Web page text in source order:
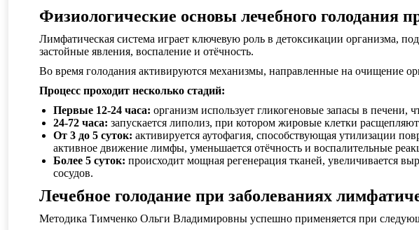
Физиологические основы лечебного голодания
Лимфатическая система играет ключевую роль в детоксикации организма,
застойные явления, воспаление и отёчность.
Во время голодания активируются механизмы, направленные на очищение
Процесс проходит несколько стадий:
Первые 12-24 часа: организм использует гликогеновые запасы в печени,
24-72 часа: запускается липолиз, при котором жировые клетки
От 3 до 5 суток: активируется аутофагия, способствующая утилизации
активное движение лимфы, уменьшается отёчность и воспалительные
Более 5 суток: происходит мощная регенерация тканей, увеличивается
сосудов.
Лечебное голодание при заболеваниях
Методика Тимченко Ольги Владимировны успешно применяется при